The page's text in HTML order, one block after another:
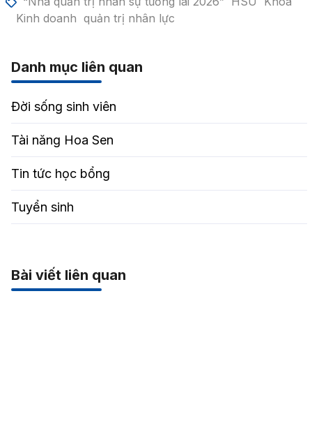
Kinh doanh quản trị nhân lực
Danh mục liên quan
Đời sống sinh viên
Tài năng Hoa Sen
Tin tức học bổng
Tuyển sinh
Bài viết liên quan